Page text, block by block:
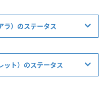
）のステータス
ト）のステータス